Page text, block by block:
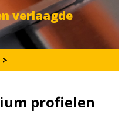
verlaagde
>
profielen